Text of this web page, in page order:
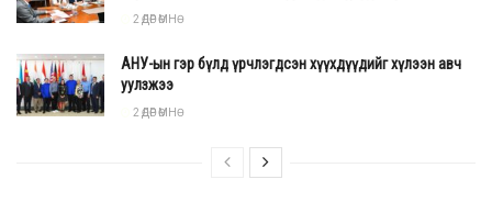
2 ӨДӨР ӨМНӨ
АНУ-ын гэр бүлд үрчлэгдсэн хүүхдүүдийг хүлээн авч
уулзжээ
2 ӨДӨР ӨМНӨ